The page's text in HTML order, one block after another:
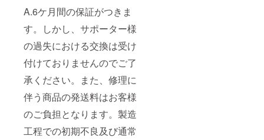
A.6ケ月間の保証がつきま
す。しかし、サポーター様
の過失における交換は受け
付けておりませんのでご了
承ください。また、修理に
伴う商品の発送料はお客様
のご負担となります。製造
工程での初期不良及び通常